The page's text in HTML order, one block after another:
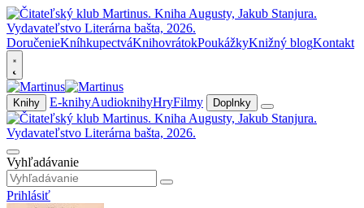
DoručenieKníhkupectváKnihovrátokPoukážkyKnižný blogKontakt
Knihy E-knihyAudioknihyHryFilmy Doplnky
Vyhľadávanie
Prihlásiť